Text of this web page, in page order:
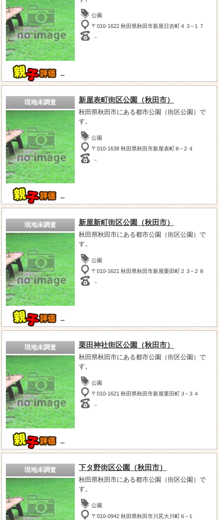
－
公園
〒010-1622 秋田県秋田市新屋日吉町４３−１７
－
現地未調査
－
新屋表町街区公園（秋田市）
秋田県秋田市にある都市公園（街区公園）で
す。
公園
〒010-1638 秋田県秋田市新屋表町８−２４
－
現地未調査
－
新屋新町街区公園（秋田市）
秋田県秋田市にある都市公園（街区公園）で
す。
公園
〒010-1621 秋田県秋田市新屋栗田町２３−２８
－
現地未調査
－
栗田神社街区公園（秋田市）
秋田県秋田市にある都市公園（街区公園）で
す。
公園
〒010-1621 秋田県秋田市新屋栗田町３−３４
－
現地未調査 下タ野街区公園（秋田市）
秋田県秋田市にある都市公園（街区公園）で
す。
公園
〒010-0942 秋田県秋田市川尻大川町６−１